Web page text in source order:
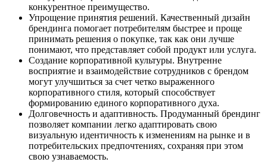
конкурентное преимущество.
Упрощение принятия решений. Качественный дизайн
брендинга помогает потребителям быстрее и проще
принимать решения о покупке, так как они лучше
понимают, что представляет собой продукт или услуга.
Создание корпоративной культуры. Внутренне
восприятие и взаимодействие сотрудников с брендом
могут улучшиться за счет четко выраженного
корпоративного стиля, который способствует
формированию единого корпоративного духа.
Долговечность и адаптивность. Продуманный брендинг
позволяет компании легко адаптировать свою
визуальную идентичность к изменениям на рынке и в
потребительских предпочтениях, сохраняя при этом
свою узнаваемость.